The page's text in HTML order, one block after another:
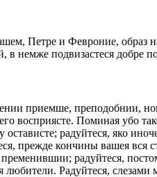
Петре и Февроние, образ
в немже подвизастеся
приемше, преподобнии,
восприясте. Поминая убо
радуйтеся, яко
прежде кончины вашея вся
радуйтеся,
любители. Радуйтеся,